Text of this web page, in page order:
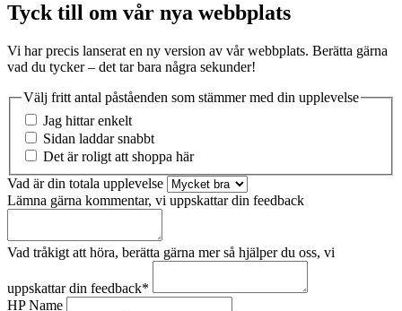
Tyck till om vår nya webbplats
Vi har precis lanserat en ny version av vår webbplats. Berätta gärna
vad du tycker – det tar bara några sekunder!
Välj fritt antal påståenden som stämmer med din upplevelse
Jag hittar enkelt
Sidan laddar snabbt
Det är roligt att shoppa här
Vad är din totala upplevelse
Lämna gärna kommentar, vi uppskattar din feedback
Vad tråkigt att höra, berätta gärna mer så hjälper du oss, vi
uppskattar din feedback*
HP Name